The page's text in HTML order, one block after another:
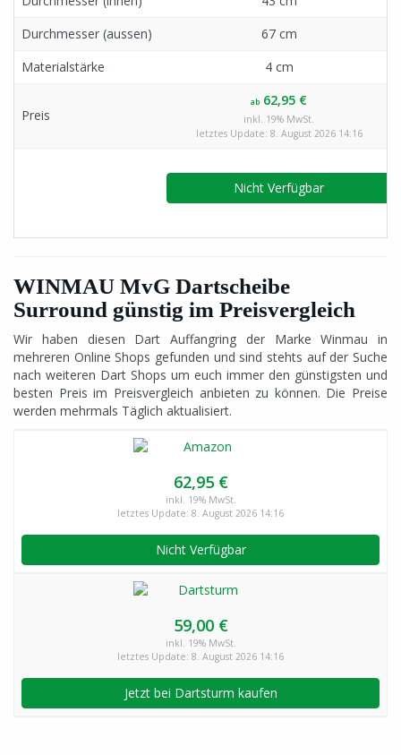
Durchmesser (aussen)
67 cm
Materialstärke
4 cm
Preis
ab 62,95 €
inkl. 19% MwSt.
letztes Update: 8. August 2026 14:16
Nicht Verfügbar
WINMAU MvG Dartscheibe
Surround günstig im Preisvergleich
Wir haben diesen Dart Auffangring der Marke Winmau in
mehreren Online Shops gefunden und sind stehts auf der Suche
nach weiteren Dart Shops um euch immer den günstigsten und
besten Preis im Preisvergleich anbieten zu können. Die Preise
werden mehrmals Täglich aktualisiert.
62,95 €
inkl. 19% MwSt.
letztes Update: 8. August 2026 14:16
Nicht Verfügbar
59,00 €
inkl. 19% MwSt.
letztes Update: 8. August 2026 14:16
Jetzt bei Dartsturm kaufen